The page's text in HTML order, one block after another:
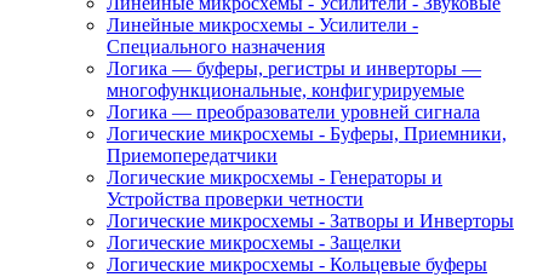
Линейные микросхемы - Усилители -
Специального назначения
Логика — буферы, регистры и инверторы —
многофункциональные, конфигурируемые
Логика — преобразователи уровней сигнала
Логические микросхемы - Буферы, Приемники,
Приемопередатчики
Логические микросхемы - Генераторы и
Устройства проверки четности
Логические микросхемы - Затворы и Инверторы
Логические микросхемы - Защелки
Логические микросхемы - Кольцевые буферы